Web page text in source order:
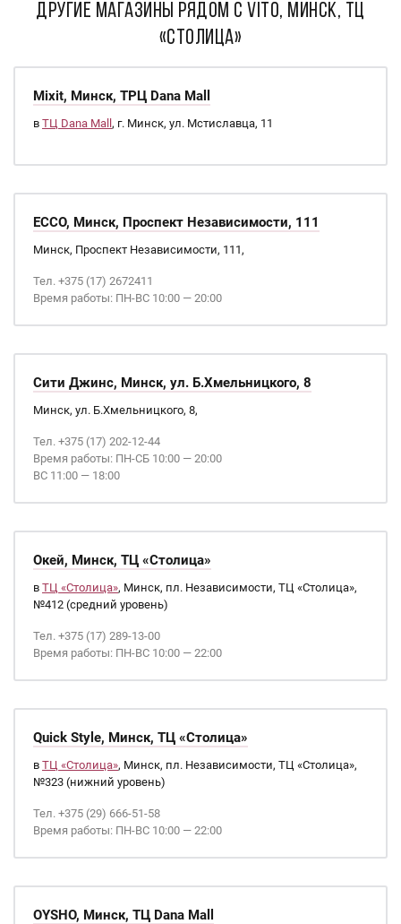
ДРУГИЕ МАГАЗИНЫ РЯДОМ С Vito, Минск, ТЦ
«Столица»
Mixit, Минск, ТРЦ Dana Mall
в ТЦ Dana Mall , г. Минск, ул. Мстиславца, 11
ECCO, Минск, Проспект Независимости, 111
Минск, Проспект Независимости, 111,
Тел. +375 (17) 2672411
Время работы: ПН-ВС 10:00 — 20:00
Сити Джинс, Минск, ул. Б.Хмельницкого, 8
Минск, ул. Б.Хмельницкого, 8,
Тел. +375 (17) 202-12-44
Время работы: ПН-СБ 10:00 — 20:00
ВС 11:00 — 18:00
Окей, Минск, ТЦ «Столица»
в ТЦ «Столица», Минск, пл. Независимости, ТЦ «Столица»,
№412 (средний уровень)
Тел. +375 (17) 289-13-00
Время работы: ПН-ВС 10:00 — 22:00
Quick Style, Минск, ТЦ «Столица»
в ТЦ «Столица», Минск, пл. Независимости, ТЦ «Столица»,
№323 (нижний уровень)
Тел. +375 (29) 666-51-58
Время работы: ПН-ВС 10:00 — 22:00
OYSHO, Минск, ТЦ Dana Mall